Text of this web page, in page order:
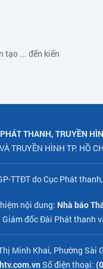
tạo ... đến kiến
THANH, TRUYỀN
TRUYỀN HÌNH TP. HỒ
TTĐT do Cục Phát
nội dung: Nhà báo
Giám đốc Đài Phát thanh
Minh Khai, Phường Sài
Số điện thoại: